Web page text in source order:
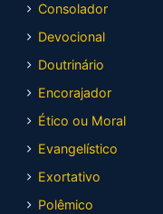
Consolador
Devocional
Doutrinário
Encorajador
Ético ou Moral
Evangelístico
Exortativo
Polêmico